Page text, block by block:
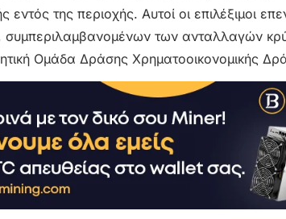
εντός της περιοχής. Αυτοί οι επιλέξιμοι
συμπεριλαμβανομένων των ανταλλαγών
Ομάδα Δράσης Χρηματοοικονομικής